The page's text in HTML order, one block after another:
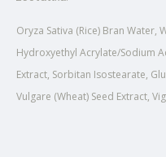
Oryza Sativa (Rice) Bran
Hydroxyethyl Acrylate/Sodium
Extract, Sorbitan Isostearate,
Vulgare (Wheat) Seed Extract,